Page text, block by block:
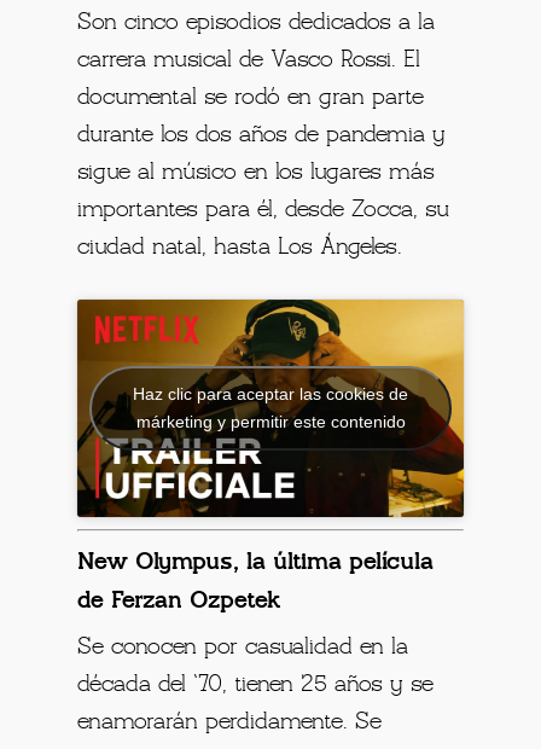
Son cinco episodios dedicados a la
carrera musical de Vasco Rossi. El
documental se rodó en gran parte
durante los dos años de pandemia y
sigue al músico en los lugares más
importantes para él, desde Zocca, su
ciudad natal, hasta Los Ángeles.
Haz clic para aceptar las cookies de
márketing y permitir este contenido
New Olympus, la última película
de Ferzan Ozpetek
Se conocen por casualidad en la
década del `70, tienen 25 años y se
enamorarán perdidamente. Se